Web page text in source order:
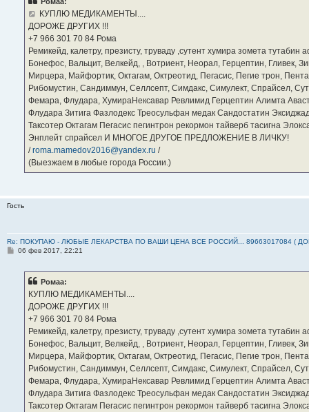
КУПЛЮ МЕДИКАМЕНТЫ....
ДОРОЖЕ ДРУГИХ !!!
‪+7 966 301 70 84‬ Рома
Ремикейд, калетру, презисту, труваду ,сутент хумира зомета
Бонефос, Вальцит, Велкейд, , Вотриент, Неорал, Герцептин, Гливек,
Мирцера, Майфортик, Октагам, Октреотид, Пегасис, Пегие трон,
Рибомустин, Сандиммун, Селлсепт, Симдакс, Симулект, Спрайсел,
Фемара, Флудара, ХумираНексавар Ревлимид Герцептин Алимта
Флудара Зитига Фазлодекс Треосульфан медак Сандостатин
Таксотер Октагам Пегасис пегинтрон рекормон тайверб тасигна
Энплейт спрайсел И МНОГОЕ ДРУГОЕ ПРЕДЛОЖЕНИЕ В ЛИЧКУ!
/roma.mamedov2016@yandex.ru /
(Выезжаем в любые города России.)
Гость
Re: ПОКУПАЮ - ЛЮБЫЕ ЛЕКАРСТВА ПО ВАШИ ЦЕНА ВСЕ РОССИЙ... 89663017084 (
С06 фев 2017, 22:21
Ромаа:
КУПЛЮ МЕДИКАМЕНТЫ....
ДОРОЖЕ ДРУГИХ !!!
‪+7 966 301 70 84‬ Рома
Ремикейд, калетру, презисту, труваду ,сутент хумира зомета
Бонефос, Вальцит, Велкейд, , Вотриент, Неорал, Герцептин, Гливек,
Мирцера, Майфортик, Октагам, Октреотид, Пегасис, Пегие трон,
Рибомустин, Сандиммун, Селлсепт, Симдакс, Симулект, Спрайсел,
Фемара, Флудара, ХумираНексавар Ревлимид Герцептин Алимта
Флудара Зитига Фазлодекс Треосульфан медак Сандостатин
Таксотер Октагам Пегасис пегинтрон рекормон тайверб тасигна